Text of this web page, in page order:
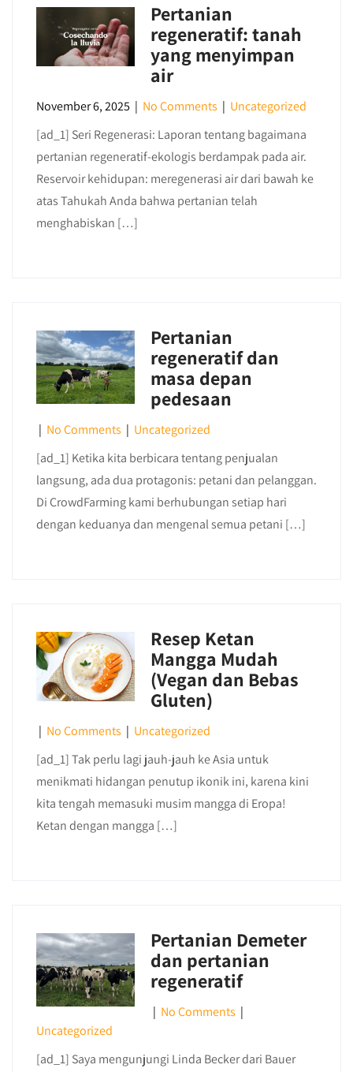
Pertanian
regeneratif: tanah
yang menyimpan
air
November 6, 2025 | No Comments | Uncategorized
[ad_1] Seri Regenerasi: Laporan tentang bagaimana
pertanian regeneratif-ekologis berdampak pada air.
Reservoir kehidupan: meregenerasi air dari bawah ke
atas Tahukah Anda bahwa pertanian telah
menghabiskan […]
Pertanian
regeneratif dan
masa depan
pedesaan
| No Comments | Uncategorized
[ad_1] Ketika kita berbicara tentang penjualan
langsung, ada dua protagonis: petani dan pelanggan.
Di CrowdFarming kami berhubungan setiap hari
dengan keduanya dan mengenal semua petani […]
Resep Ketan
Mangga Mudah
(Vegan dan Bebas
Gluten)
| No Comments | Uncategorized
[ad_1] Tak perlu lagi jauh-jauh ke Asia untuk
menikmati hidangan penutup ikonik ini, karena kini
kita tengah memasuki musim mangga di Eropa!
Ketan dengan mangga […]
Pertanian Demeter
dan pertanian
regeneratif
| No Comments |
Uncategorized
[ad_1] Saya mengunjungi Linda Becker dari Bauer